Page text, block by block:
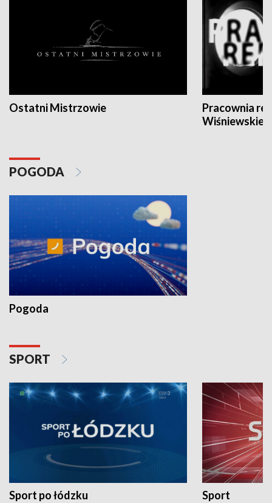
Ostatni Mistrzowie
Pracownia
POGODA
Pogoda
SPORT
Sport po łódzku Sport